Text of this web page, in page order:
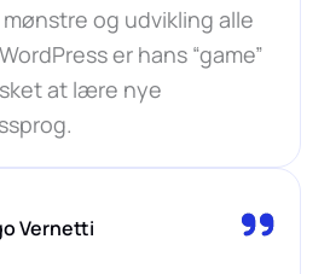
og udvikling alle
er hans “game”
at lære nye
Vernetti